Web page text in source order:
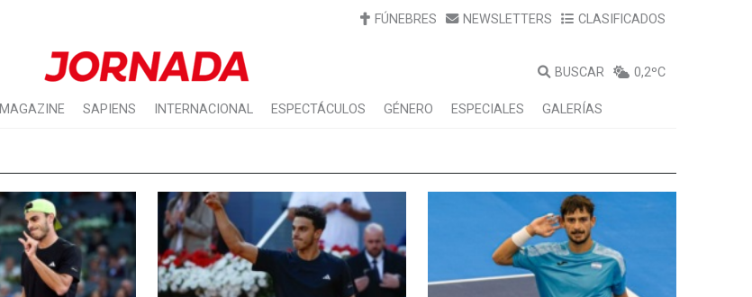
FÚNEBRES NEWSLETTERS CLASIFICADOS
BUSCAR 0,2ºC
MAGAZINE SAPIENS INTERNACIONAL ESPECTÁCULOS GÉNERO ESPECIALES GALERÍAS